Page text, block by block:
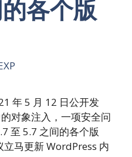
各个版
年 5 月 12 日公开发
对象注入，一项安全问
至 5.7 之间的各个版
立马更新 WordPress 内